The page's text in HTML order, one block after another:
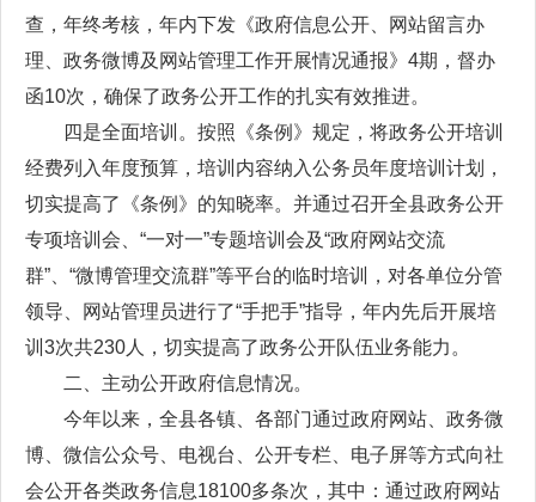
查，年终考核，年内下发《政府信息公开、网站留言办
理、政务微博及网站管理工作开展情况通报》4期，督办
函10次，确保了政务公开工作的扎实有效推进。
四是全面培训。按照《条例》规定，将政务公开培训
经费列入年度预算，培训内容纳入公务员年度培训计划，
切实提高了《条例》的知晓率。并通过召开全县政务公开
专项培训会、“一对一”专题培训会及“政府网站交流
群”、“微博管理交流群”等平台的临时培训，对各单位分管
领导、网站管理员进行了“手把手”指导，年内先后开展培
训3次共230人，切实提高了政务公开队伍业务能力。
二、主动公开政府信息情况。
今年以来，全县各镇、各部门通过政府网站、政务微
博、微信公众号、电视台、公开专栏、电子屏等方式向社
会公开各类政务信息18100多条次，其中：通过政府网站